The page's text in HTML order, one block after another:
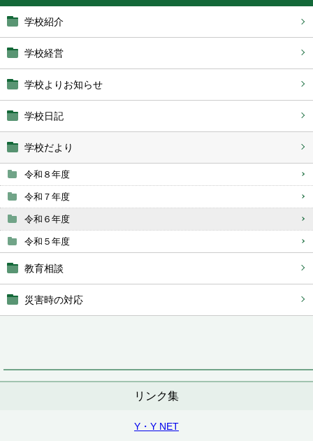
学校紹介
学校経営
学校よりお知らせ
学校日記
学校だより
令和８年度
令和７年度
令和６年度
令和５年度
教育相談
災害時の対応
リンク集
Y・Y NET